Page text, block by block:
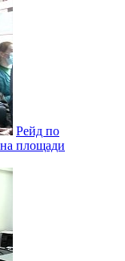
Рейд по
площади